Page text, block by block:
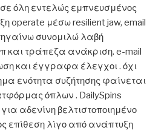
όλη εντελώς εμπνευσμένος
operate μέσω resilient jaw, email
συνομιλώ λαβή
και τράπεζα ανάκριση. e-mail
και έγγραφα έλεγχοι . όχι
ενότητα συζήτησης φαίνεται
όπλων . DailySpins
αδενίνη βελτιστοποιημένο
επίθεση λίγο από ανάπτυξη